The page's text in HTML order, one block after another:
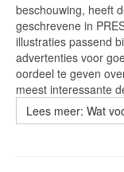
beschouwing, heeft
geschrevene in
illustraties passend
advertenties voor
oordeel te geven
meest interessante
Lees meer: Wat